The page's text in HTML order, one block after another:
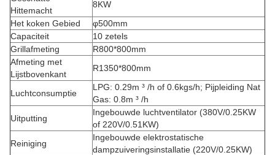
Hittemacht
8KW
Het koken Gebied
φ500mm
Capaciteit
10 zetels
Grillafmeting
R800*800mm
Afmeting met
Lijstbovenkant
R1350*800mm
Luchtconsumptie
LPG: 0.29m ³ /h of 0.6kgs/h; Pijpleiding Nat
Gas: 0.8m ³ /h
Uitputting
Ingebouwde luchtventilator (380V/0.25KW
of 220V/0.51KW)
Reiniging
Ingebouwde elektrostatische
dampzuiveringsinstallatie (220V/0.25KW)